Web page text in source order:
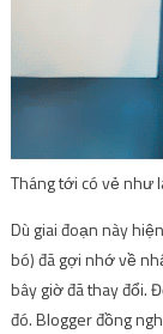
Tháng tới có vẻ như
Dù giai đoạn này
bó) đã gợi nhớ về
bây giờ đã thay đổi.
đó. Blogger đồng